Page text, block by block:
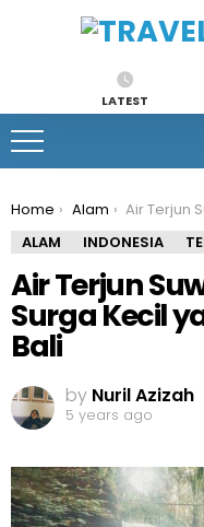
LATEST
You are here:
Home Alam
Air Terjun Suwat di Gianyar, Surga Kecil
ALAM
INDONESIA
Air Terjun
Surga Kecil
Bali
by Nuril Azizah
5 years ago